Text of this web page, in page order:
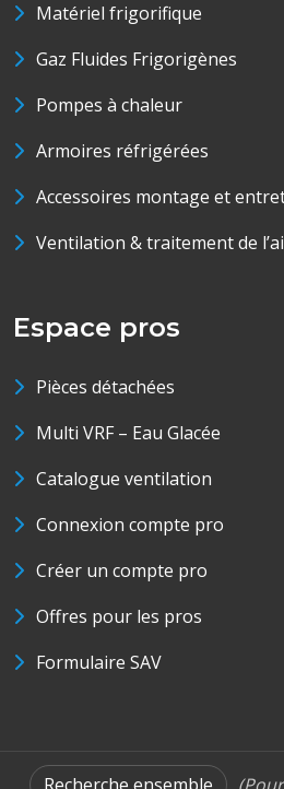
Matériel frigorifique
Gaz Fluides Frigorigènes
Pompes à chaleur
Armoires réfrigérées
Accessoires montage et
Ventilation & traitement de
Espace pros
Pièces détachées
Multi VRF – Eau Glacée
Catalogue ventilation
Connexion compte pro
Créer un compte pro
Offres pour les pros
Formulaire SAV